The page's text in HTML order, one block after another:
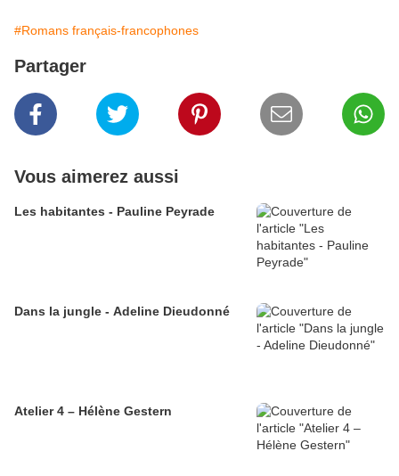
#Romans français-francophones
Partager
Vous aimerez aussi
Les habitantes - Pauline Peyrade
Dans la jungle - Adeline Dieudonné
Atelier 4 – Hélène Gestern